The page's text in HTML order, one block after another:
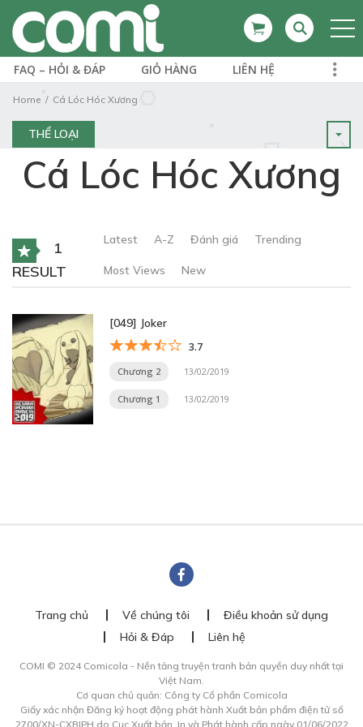
FAQ – HỎI & ĐÁP GIỎ HÀNG LIÊN HỆ
Home Cá Lóc Hóc Xương
THỂ LOẠI
Cá Lóc Hóc Xương
1
RESULT
Latest A-Z Đánh giá Trending
Most Views New
[049] Joker
3.7
Chương 2 13/02/2019
Chương 1 13/02/2019
Trang chủ Về chúng tôi
Điều khoản sử dụng
Hỏi & Đáp
Liên hệ
COMI © 2024 Comicola - Nền tảng truyện tranh bản quyền duy nhất tại
Việt Nam.
Cơ quan chủ quản: Công ty Cổ phần Comicola
Giấy xác nhận Đăng ký hoạt động phát hành Xuất bản phẩm điện tử số
2700/XN-CXBIPH do Cục Xuất bản, In và Phát hành cấp ngày 01/06/2022